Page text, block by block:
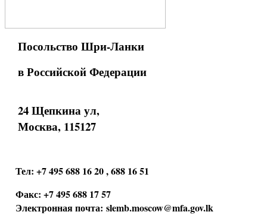
Посольство Шри-Ланки
в Российской Федерации
24 Щепкина ул,
Москва, 115127
Тел: +7 495 688 16 20 , 688 16 51
Факс: +7 495 688 17 57
Электронная почта: slemb.moscow@mfa.gov.lk